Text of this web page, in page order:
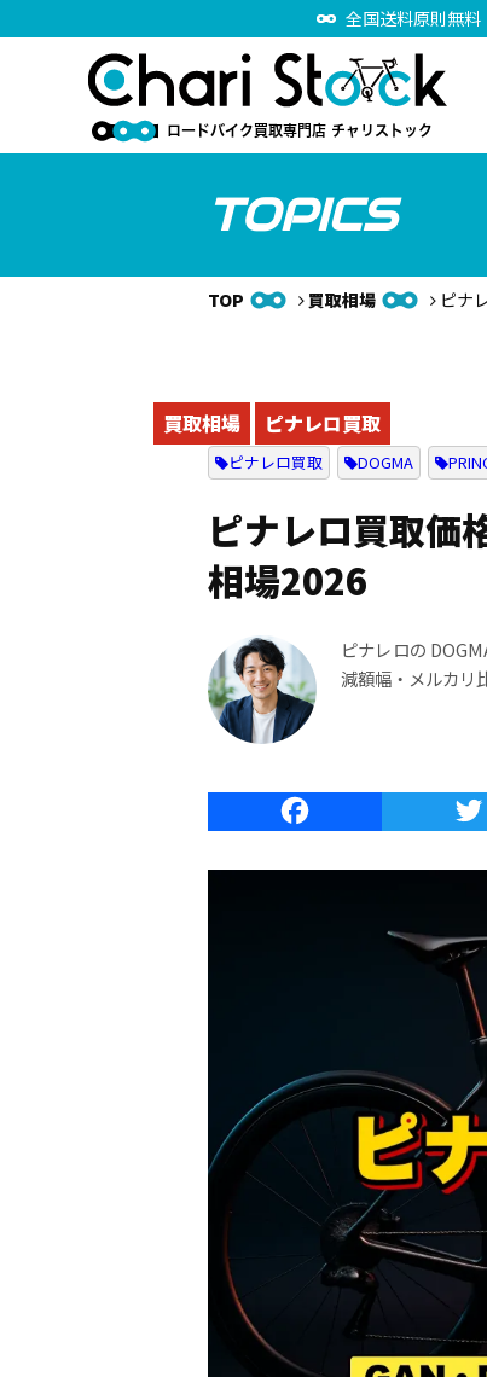
全国送料原則無
TOPICS
TOP 買取相場 ピナ
買取相場 ピナレロ買取
ピナレロ買取 DOGMA
ピナレロ買取価
相場2026
ピナレロの
減額幅・メルカリ